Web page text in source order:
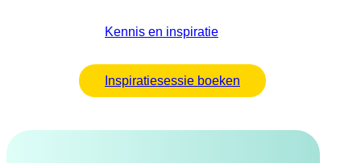
Kennis en inspiratie
Inspiratiesessie boeken